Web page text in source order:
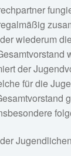
wiederum
der
für die